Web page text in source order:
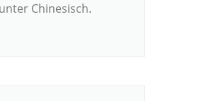
Chinesisch.